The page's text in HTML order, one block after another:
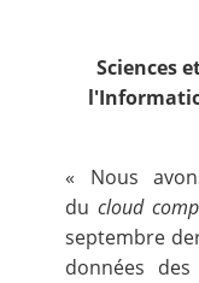
ContactSciences
« Nous
ducloud
septembre
données